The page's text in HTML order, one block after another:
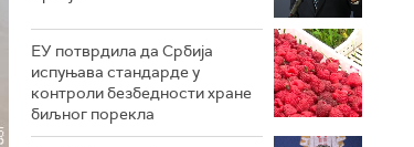
ЕУ потврдила да Србија
испуњава стандарде у
контроли безбедности хране
биљног порекла